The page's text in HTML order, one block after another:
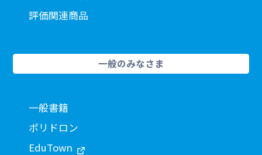
評価関連商品
一般のみなさま
一般書籍
ポリドロン
EduTown